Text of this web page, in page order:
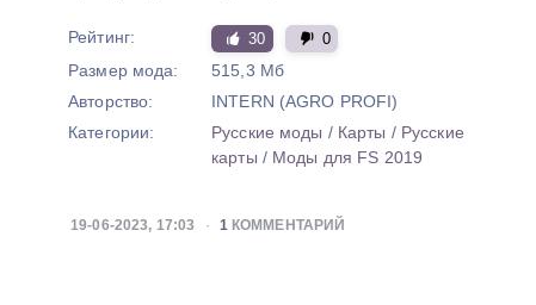
Рейтинг: 30 0
Размер мода:
515,3 Мб
Авторство:
INTERN (AGRO PROFI)
Категории:
Русские моды / Карты / Русские
карты / Моды для FS 2019
19-06-2023, 17:03 1КОММЕНТАРИЙ